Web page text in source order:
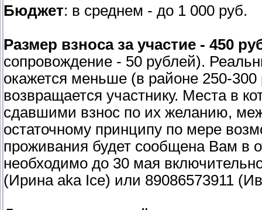
Бюджет: в среднем - до 1 000 руб.
Размер взноса за участие - 450
сопровождение - 50 рублей).
окажется меньше (в районе 250-
возвращается участнику. Места в
сдавшими взнос по их желанию,
остаточному принципу по мере
проживания будет сообщена Вам в
необходимо до 30 мая
(Ирина aka Ice) или 89086573911